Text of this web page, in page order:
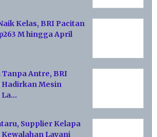
Kelas, BRI Pacitan
M hingga April
Antre, BRI
Hadirkan Mesin
La…
Supplier Kelapa
Layani